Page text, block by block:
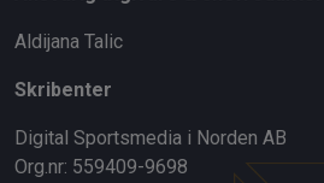
Aldijana Talic
Skribenter
Digital Sportsmedia i Norden AB
Org.nr: 559409-9698